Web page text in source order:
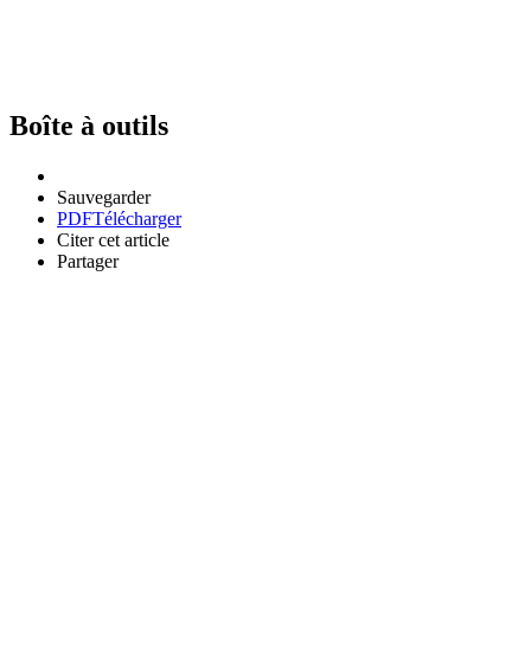
Boîte à outils
Sauvegarder
PDFTélécharger
Citer cet article
Partager